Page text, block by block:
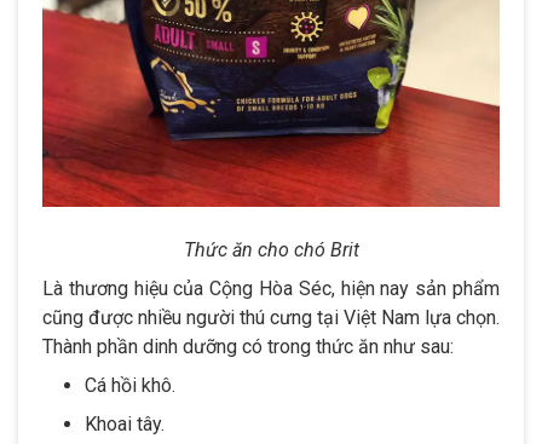
Thức ăn cho chó Brit
Là thương hiệu của Cộng Hòa Séc, hiện nay sản phẩm
cũng được nhiều người thú cưng tại Việt Nam lựa chọn.
Thành phần dinh dưỡng có trong thức ăn như sau:
Cá hồi khô.
Khoai tây.